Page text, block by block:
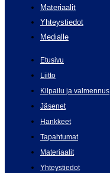
Materiaalit
Yhteystiedot
Medialle
Etusivu
Liitto
Kilpailu ja valmennus
Jäsenet
Hankkeet
Tapahtumat
Materiaalit
Yhteystiedot